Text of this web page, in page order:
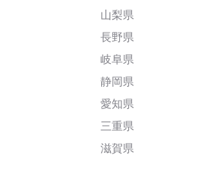
山梨県
長野県
岐阜県
静岡県
愛知県
三重県
滋賀県